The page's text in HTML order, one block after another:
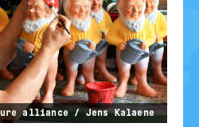
alliance / Jens Kalaene